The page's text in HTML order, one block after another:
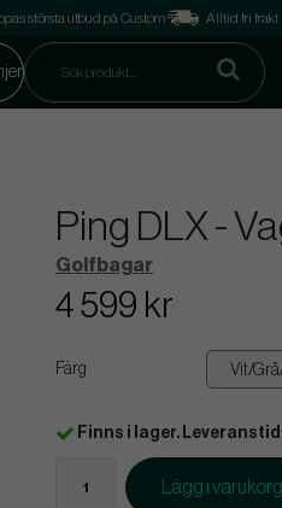
största utbud på Custom Alltid fri frakt
Ping DLX -
Golfbagar
4 599 kr
Färg
Finns i lager.
Lägg i